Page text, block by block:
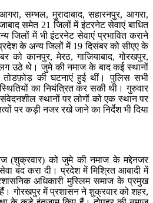
सम्भल, मुरादाबाद, सहारनपुर, आगरा,
समेत 21 जिलों में इंटरनेट सेवाएं बाधित
जिलों में भी इंटरनेट सेवाएं प्रभावित कराने
के अन्य जिलों में 19 दिसंबर को सीएए के
को कानपुर, मेरठ, गाजियाबाद, गोरखपुर,
उठे थे। जुमे की नमाज के बाद कई स्थानों
की घटनाएं हुई थीं। पुलिस सभी
का नियंत्रित कर सकी थी। गुरुवार
स्थानों पर लोगों को एक स्थान पर
पर कड़ी नजर रखे जाने का निर्देश भी दिया
(शुक्रवार) को जुमे की नमाज के मद्देनजर
बंद करा दी। प्रदेश में मिश्रित आबादी में
अधिकारी मुस्लिम समाज के प्रमुख
हैैं। गोरखपुर में प्रशासन ने शुक्रवार को शहर,